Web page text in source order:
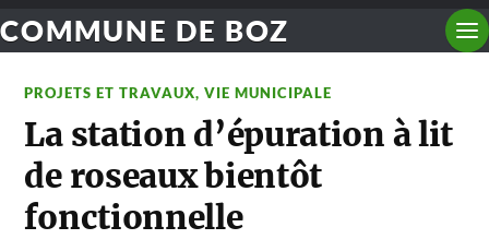
COMMUNE DE BOZ
PROJETS ET TRAVAUX,VIE MUNICIPALE
La station d’épuration à lit
de roseaux bientôt
fonctionnelle